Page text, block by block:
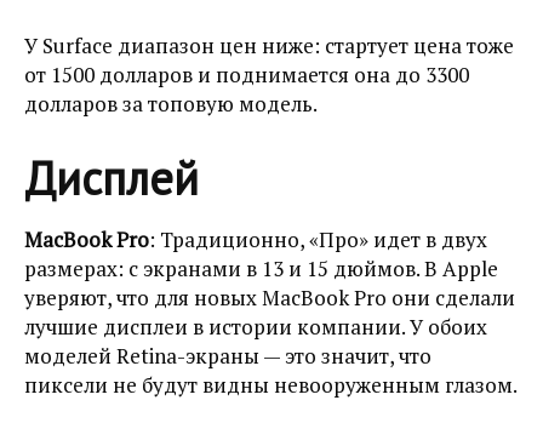
У Surface диапазон цен ниже: стартует цена тоже
от 1500 долларов и поднимается она до 3300
долларов за топовую модель.
Дисплей
MacBook Pro: Традиционно, «Про» идет в двух
размерах: с экранами в 13 и 15 дюймов. В Apple
уверяют, что для новых MacBook Pro они сделали
лучшие дисплеи в истории компании. У обоих
моделей Retina-экраны — это значит, что
пиксели не будут видны невооруженным глазом.